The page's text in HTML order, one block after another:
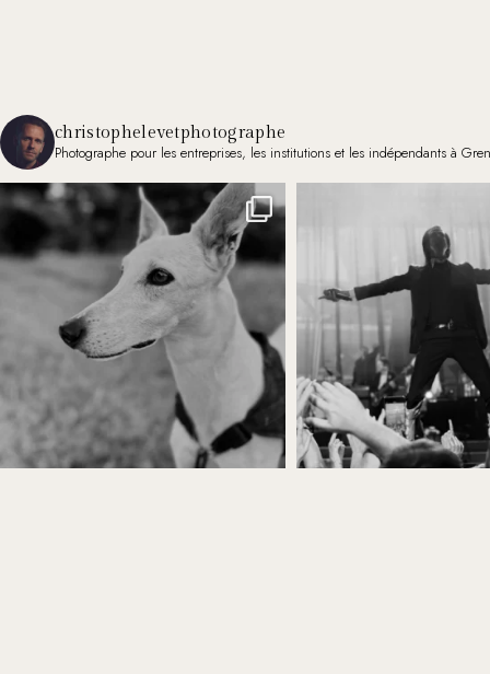
christophelevetphotographe
Photographe pour les entreprises, les institutions et les indépendants à